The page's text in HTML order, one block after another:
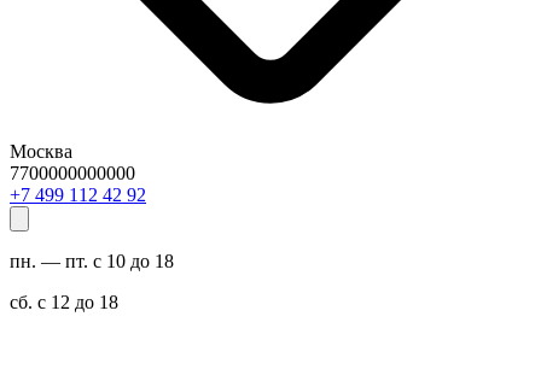
Москва
7700000000000
29 24 211 994 7+
пн. — пт. с 10 до 18
сб. с 12 до 18